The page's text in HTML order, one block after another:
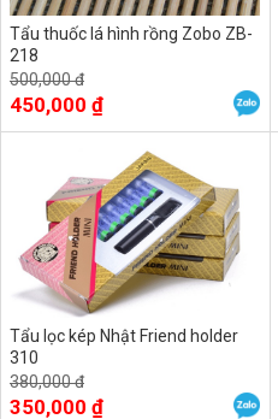
Tẩu thuốc lá hình rồng Zobo ZB-
218
500,000 đ
450,000 ₫
Tẩu lọc kép Nhật Friend holder
310
380,000 đ
350,000 ₫